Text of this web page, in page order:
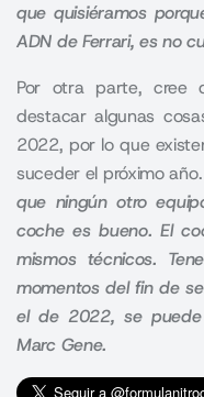
que quisiéramos
ADN de Ferrari, es no
Por otra parte, cree
destacar algunas
2022, por lo que
suceder el próximo año.
que ningún otro
coche es bueno. El
mismos técnicos.
momentos del fin de
el de 2022, se puede
Marc Gene.